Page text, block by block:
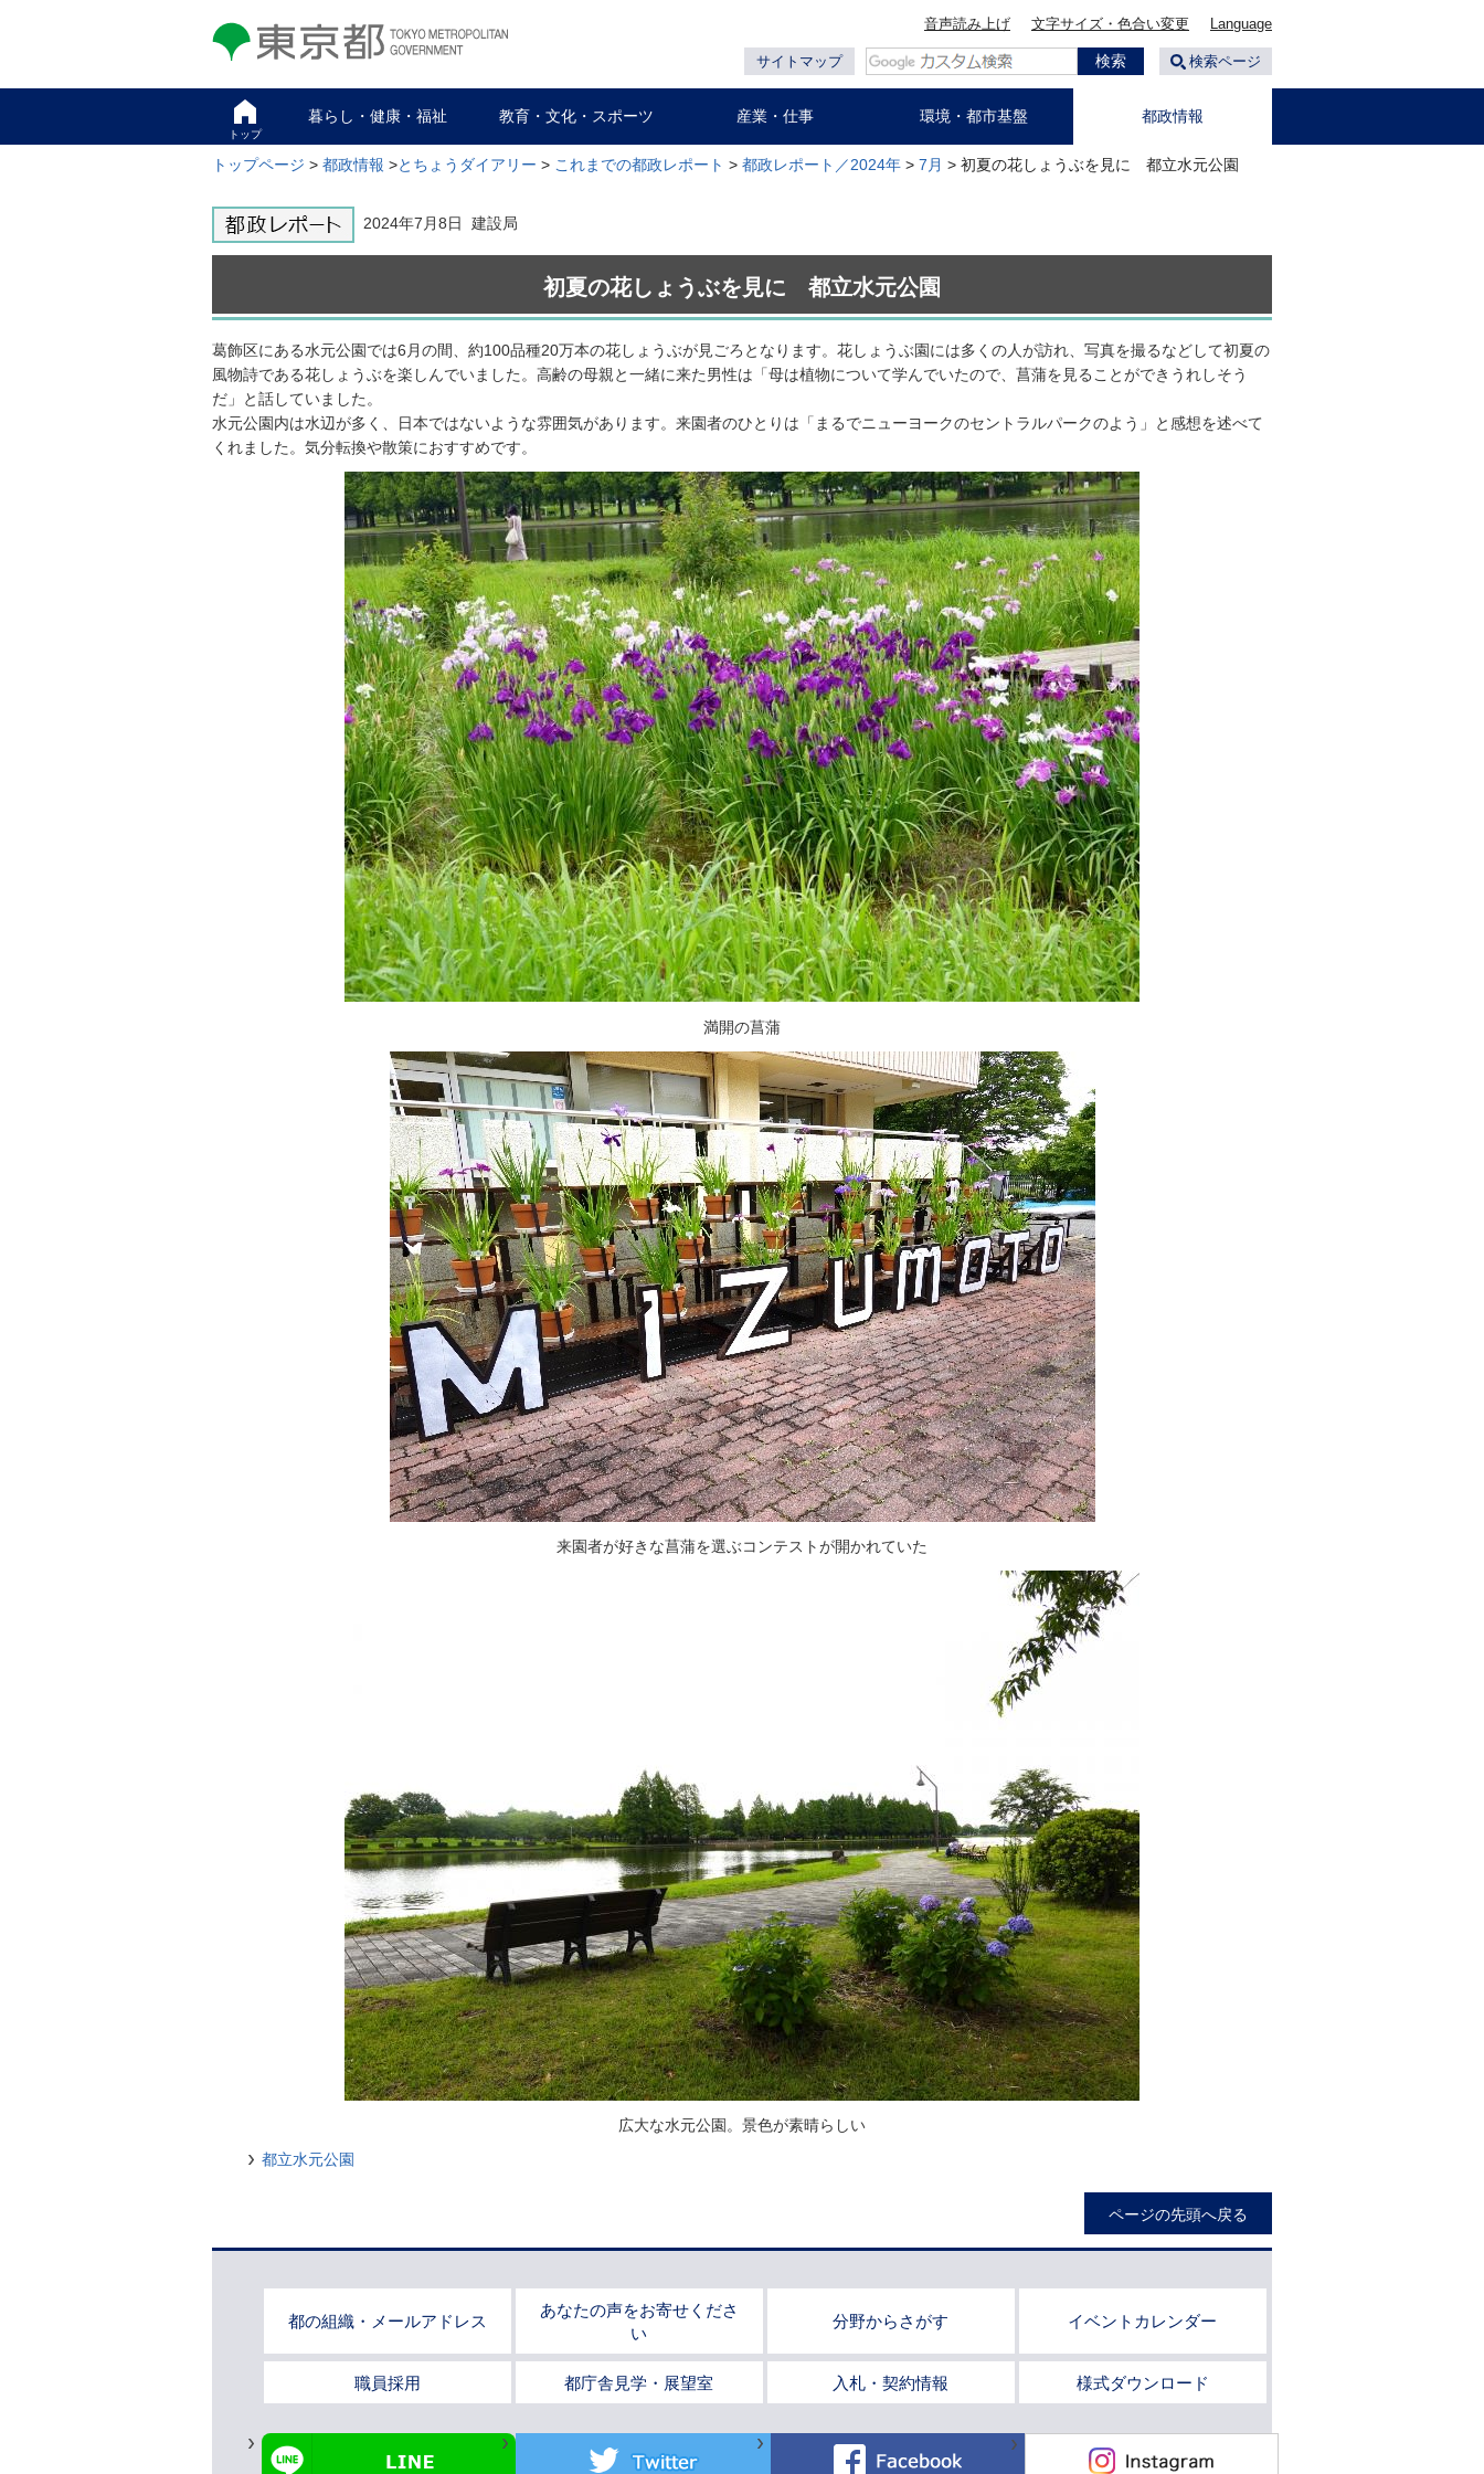
東京都 TOKYO METROPOLITAN
GOVERNMENT
音声読み上げ 文字サイズ・色合い変更 Language
サイトマップ 検索ページ
トップ
暮らし・健康・福祉 教育・文化・スポーツ 産業・仕事 環境・都市基盤 都政情報
トップページ > 都政情報 >とちょうダイアリー > これまでの都政レポート > 都政レポート／2024年 > 7月 > 初夏の花しょうぶを見に 都立水元公園
2024年7月8日 建設局
初夏の花しょうぶを見に 都立水元公園
葛飾区にある水元公園では6月の間、約100品種20万本の花しょうぶが見ごろとなります。花しょうぶ園には多くの人が訪れ、写真を撮るなどして初夏の
風物詩である花しょうぶを楽しんでいました。高齢の母親と一緒に来た男性は「母は植物について学んでいたので、菖蒲を見ることができうれしそう
だ」と話していました。
水元公園内は水辺が多く、日本ではないような雰囲気があります。来園者のひとりは「まるでニューヨークのセントラルパークのよう」と感想を述べて
くれました。気分転換や散策におすすめです。
満開の菖蒲
来園者が好きな菖蒲を選ぶコンテストが開かれていた
広大な水元公園。景色が素晴らしい
都立水元公園
ページの先頭へ戻る
都の組織・メールアドレス
あなたの声をお寄せくださ
い
分野からさがす イベントカレンダー
職員採用 都庁舎見学・展望室 入札・契約情報 様式ダウンロード
LINE Facebook Instagram